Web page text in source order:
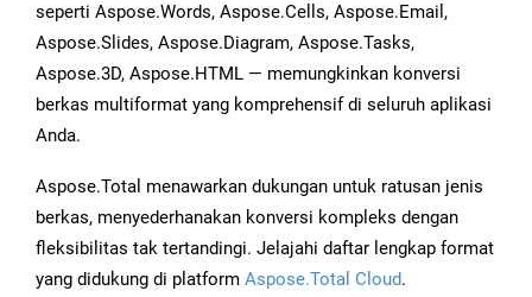
seperti Aspose.Words, Aspose.Cells, Aspose.Email,
Aspose.Slides, Aspose.Diagram, Aspose.Tasks,
Aspose.3D, Aspose.HTML — memungkinkan konversi
berkas multiformat yang komprehensif di seluruh aplikasi
Anda.
Aspose.Total menawarkan dukungan untuk ratusan jenis
berkas, menyederhanakan konversi kompleks dengan
fleksibilitas tak tertandingi. Jelajahi daftar lengkap format
yang didukung di platform Aspose.Total Cloud.